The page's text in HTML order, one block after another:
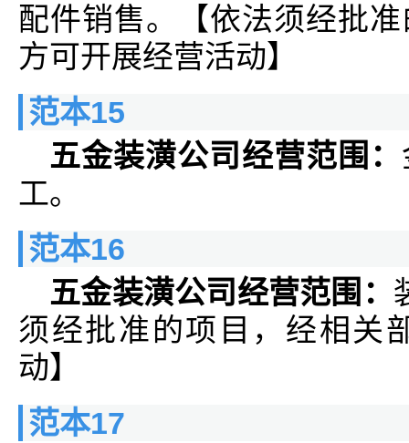
配件销售。【依法须经批
方可开展经营活动】
范本15
五金装潢公司经营范围：
工。
范本16
五金装潢公司经营范围：
须经批准的项目，经相关
动】
范本17